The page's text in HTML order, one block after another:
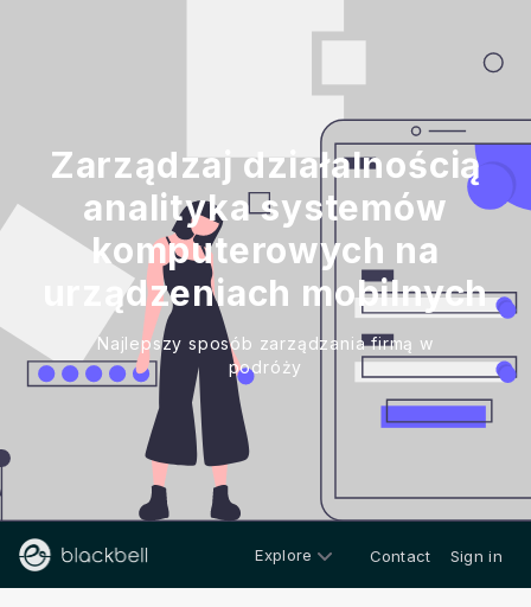
Zarządzaj działalnością
analityka systemów
komputerowych na
urządzeniach mobilnych
Najlepszy sposób zarządzania firmą w
podróży
Explore Contact Sign in